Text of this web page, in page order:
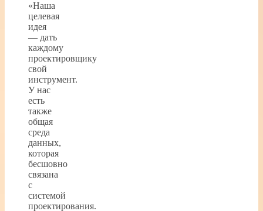
«Наша
целевая
идея
— дать
каждому
проектировщику
свой
инструмент.
У нас
есть
также
общая
среда
данных,
которая
бесшовно
связана
с
системой
проектирования.